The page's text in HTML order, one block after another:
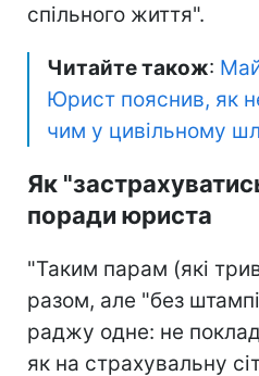
спільного життя".
Читайте також:
Юрист пояснив, як
чим у цивільному
Як
поради юриста
"Таким парам (які
разом, але "без
раджу одне: не
як на страхувальну